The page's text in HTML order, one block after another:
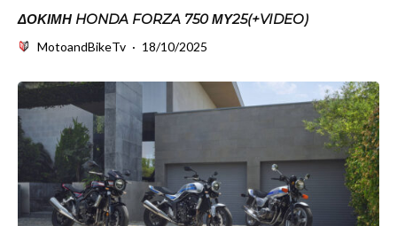
ΔΟΚΙΜΗ HONDA FORZA 750 ΜΥ25(+VIDEO)
MotoandBikeTv · 18/10/2025